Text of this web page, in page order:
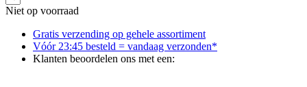
Niet op voorraad
Gratis verzending op gehele assortiment
Vóór 23:45 besteld = vandaag verzonden*
Klanten beoordelen ons met een: